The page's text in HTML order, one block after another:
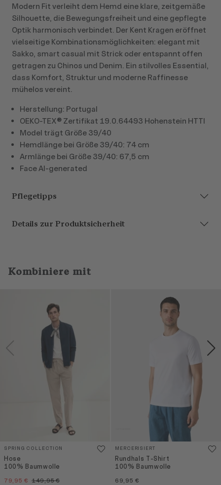
Modern Fit verleiht dem Hemd eine klare, zeitgemäße
Silhouette, die Bewegungsfreiheit und eine gepflegte
Optik harmonisch verbindet. Der Kent Kragen eröffnet
vielseitige Kombinationsmöglichkeiten: elegant mit
Sakko, smart casual mit Strick oder entspannt offen
getragen zu Chinos und Denim. Ein stilvolles Essential,
dass Komfort, Struktur und moderne Raffinesse
mühelos vereint.
Herstellung: Portugal
OEKO-TEX® Zertifikat 19.0.64493 Hohenstein HTTI
Model trägt Größe 39/40
Hemdlänge bei Größe 39/40: 74 cm
Armlänge bei Größe 39/40: 67,5 cm
Face AI-generated
Pflegetipps
Details zur Produktsicherheit
Kombiniere mit
SPRING COLLECTION
Hose
100% Baumwolle
79,95 € 149,95 €
MERCERISIERT
Rundhals T-Shirt
100% Baumwolle
69,95 €